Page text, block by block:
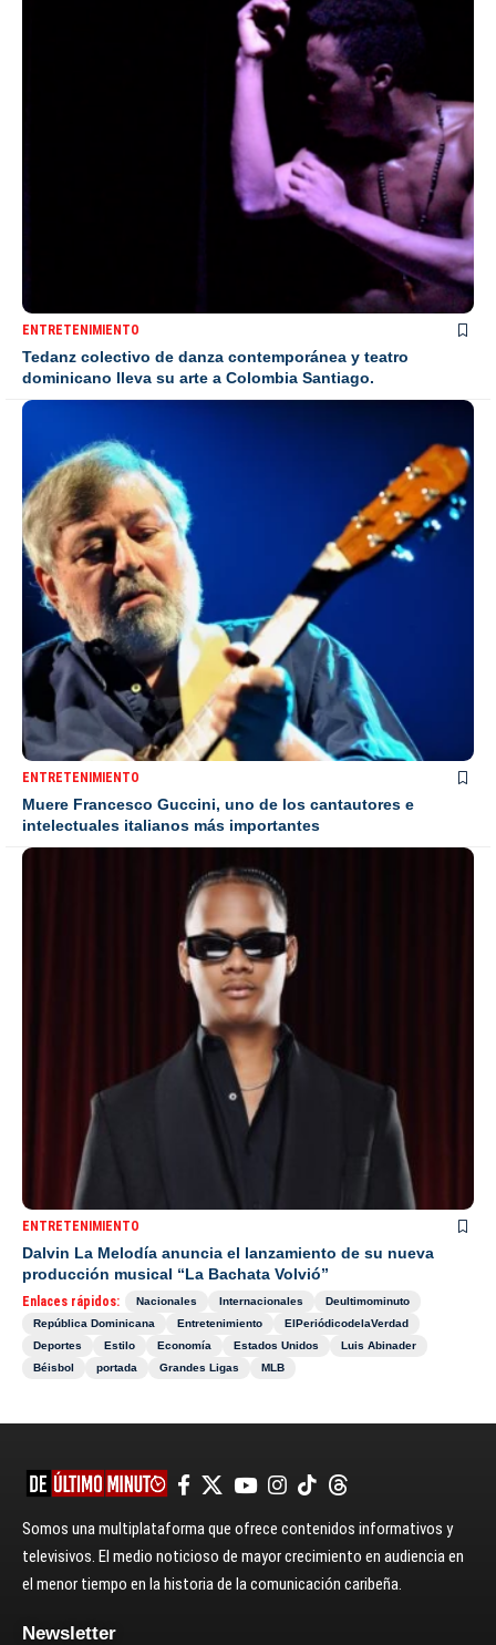
ENTRETENIMIENTO
Tedanz colectivo de danza contemporánea y teatro
dominicano lleva su arte a Colombia Santiago.
ENTRETENIMIENTO
Muere Francesco Guccini, uno de los cantautores e
intelectuales italianos más importantes
ENTRETENIMIENTO
Dalvin La Melodía anuncia el lanzamiento de su nueva
producción musical “La Bachata Volvió”
Enlaces rápidos: Nacionales Internacionales
Deultimominuto
República Dominicana
Entretenimiento
ElPeriódicodelaVerdad
Deportes
Estilo Economía Estados Unidos
Luis Abinader
Béisbol
portada Grandes Ligas MLB
Somos una multiplataforma que ofrece contenidos informativos y
televisivos. El medio noticioso de mayor crecimiento en audiencia en
el menor tiempo en la historia de la comunicación caribeña.
Newsletter